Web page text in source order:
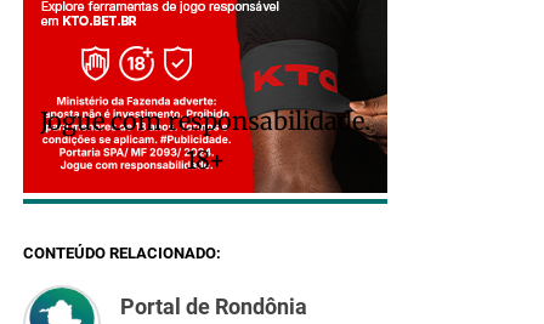
Jogue com responsabilidade.
18+
CONTEÚDO RELACIONADO:
Portal de Rondônia